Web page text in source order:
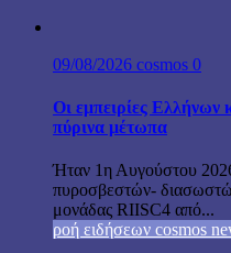
09/08/2026 cosmos 0
Οι εμπειρίες
πύρινα μέτωπα
Ήταν 1η Αυγούστου
πυροσβεστών-
μονάδας RIISC4 από...
ροή ειδήσεων cosmos